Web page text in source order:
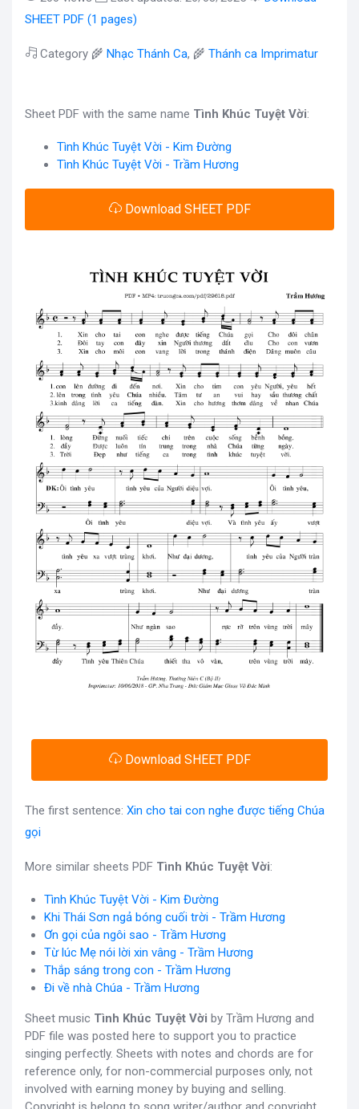
SHEET PDF (1 pages)
Category 🌾 Nhạc Thánh Ca, 🌾 Thánh ca Imprimatur
Sheet PDF with the same name Tình Khúc Tuyệt Vời:
Tình Khúc Tuyệt Vời - Kim Đường
Tình Khúc Tuyệt Vời - Trầm Hương
Download SHEET PDF
Download SHEET PDF
The first sentence: Xin cho tai con nghe được tiếng Chúa
gọi
More similar sheets PDF Tình Khúc Tuyệt Vời:
Tình Khúc Tuyệt Vời - Kim Đường
Khi Thái Sơn ngả bóng cuối trời - Trầm Hương
Ơn gọi của ngôi sao - Trầm Hương
Từ lúc Mẹ nói lời xin vâng - Trầm Hương
Thắp sáng trong con - Trầm Hương
Đi về nhà Chúa - Trầm Hương
Sheet music Tình Khúc Tuyệt Vời by Trầm Hương and
PDF file was posted here to support you to practice
singing perfectly. Sheets with notes and chords are for
reference only, for non-commercial purposes only, not
involved with earning money by buying and selling.